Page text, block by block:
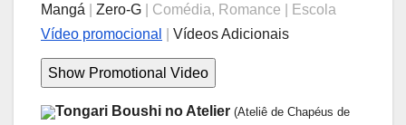
Mangá Zero-G
| Comédia, Romance | Escola
Vídeo promocional
Vídeos Adicionais
Tongari Boushi no Atelier (Ateliê de Chapéus de